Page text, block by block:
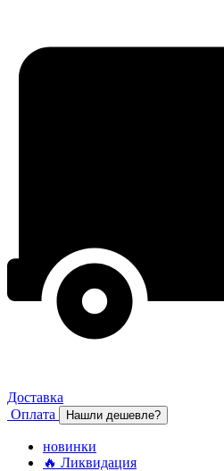
Доставка
Оплата
Нашли дешевле?
новинки
🔥 Ликвидация